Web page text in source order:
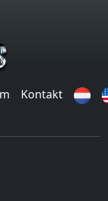
Kontakt